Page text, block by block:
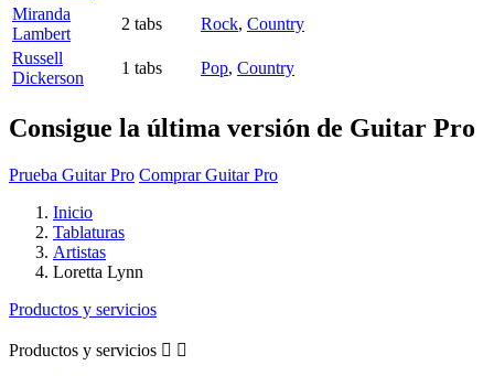
Miranda
Lambert
2 tabs Rock, Country
Russell
Dickerson
1 tabs Pop, Country
Consigue la última versión de Guitar Pro
Prueba Guitar Pro Comprar Guitar Pro
Inicio
Tablaturas
Artistas
Loretta Lynn
Productos y servicios
Productos y servicios  